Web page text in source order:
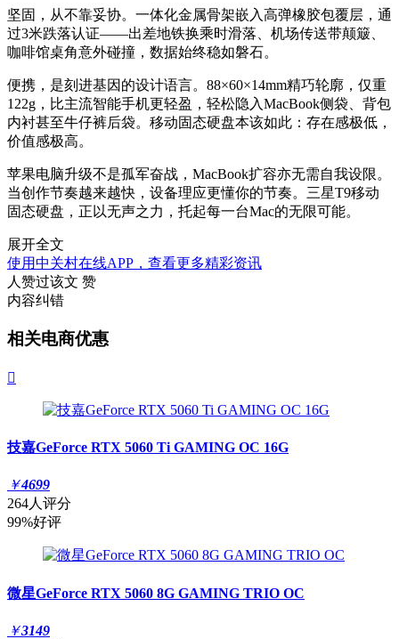
坚固，从不靠妥协。一体化金属骨架嵌入高弹橡胶包覆层，通
过3米跌落认证——出差地铁换乘时滑落、机场传送带颠簸、
咖啡馆桌角意外碰撞，数据始终稳如磐石。
便携，是刻进基因的设计语言。88×60×14mm精巧轮廓，仅重
122g，比主流智能手机更轻盈，轻松隐入MacBook侧袋、背包
内衬甚至牛仔裤后袋。移动固态硬盘本该如此：存在感极低，
价值感极高。
苹果电脑升级不是孤军奋战，MacBook扩容亦无需自我设限。
当创作节奏越来越快，设备理应更懂你的节奏。三星T9移动
固态硬盘，正以无声之力，托起每一台Mac的无限可能。
展开全文
使用中关村在线APP，查看更多精彩资讯
人赞过该文 赞
内容纠错
相关电商优惠

技嘉GeForce RTX 5060 Ti GAMING OC 16G
￥4699
264人评分
99%好评
微星GeForce RTX 5060 8G GAMING TRIO OC
￥3149